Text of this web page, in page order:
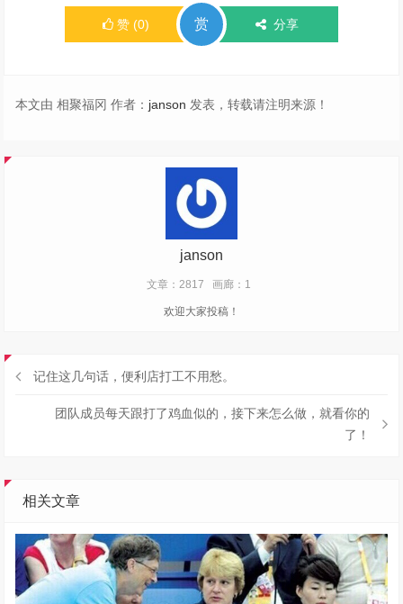
赞 (0) 赏 分享
本文由 相聚福冈 作者： janson 发表，转载请注明来源！
janson
文章：2817 画廊：1
欢迎大家投稿！
记住这几句话，便利店打工不用愁。
团队成员每天跟打了鸡血似的，接下来怎么做，就看你的
了！
相关文章